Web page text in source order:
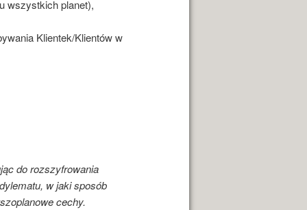
wszystkich planet),
Klientek/Klientów w
do rozszyfrowania
w jaki sposób
cechy.